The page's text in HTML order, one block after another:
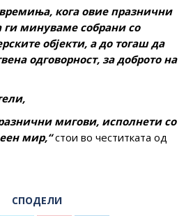
кога овие празнични
минуваме собрани со
објекти, а до тогаш да
одговорност, за доброто на
мигови, исполнети со
мир,“стои во честитката од
СПОДЕЛИ